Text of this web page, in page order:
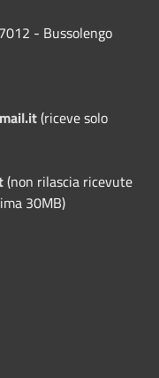
- Bussolengo
(riceve solo
(non rilascia ricevute
30MB)